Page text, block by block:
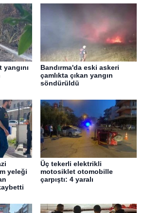
yangını
Bandırma'da eski askeri
çamlıkta çıkan yangın
söndürüldü
yeleği
Üç tekerli elektrikli
motosiklet otomobille
çarpıştı: 4 yaralı